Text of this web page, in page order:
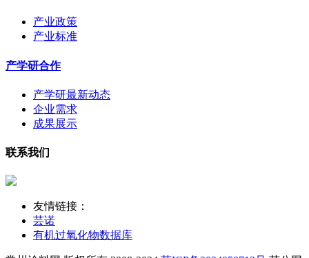
产业政策
产业标准
产学研合作
产学研最新动态
企业需求
成果展示
联系我们
友情链接：
芸诺
有机过氧化物数据库